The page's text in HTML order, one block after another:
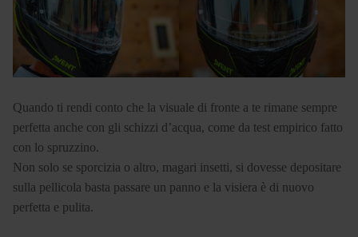
Quando ti rendi conto che la visuale di fronte a te rimane sempre
perfetta anche con gli schizzi d’acqua, come da test empirico fatto
con lo spruzzino.
Non solo se sporcizia o altro, magari insetti, si dovesse depositare
sulla pellicola basta passare un panno e la visiera è di nuovo
perfetta e pulita.